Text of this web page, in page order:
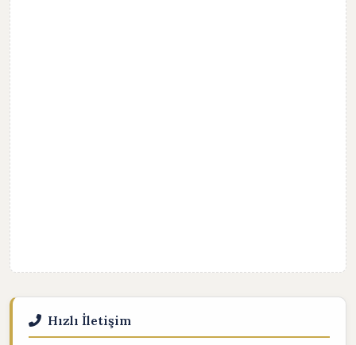
Hızlı İletişim